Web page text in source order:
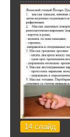
14 слайд